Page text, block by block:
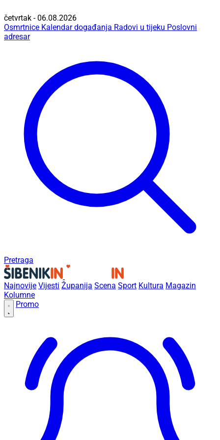
četvrtak - 06.08.2026
Osmrtnice Kalendar događanja Radovi u tijeku Poslovni
adresar
Pretraga
Najnovije Vijesti Županija Scena Sport Kultura Magazin
Kolumne
Promo